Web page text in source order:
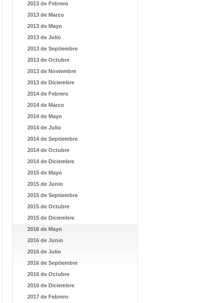
2013 de Febrero
2013 de Marzo
2013 de Mayo
2013 de Julio
2013 de Septiembre
2013 de Octubre
2013 de Noviembre
2013 de Diciembre
2014 de Febrero
2014 de Marzo
2014 de Mayo
2014 de Julio
2014 de Septiembre
2014 de Octubre
2014 de Diciembre
2015 de Mayo
2015 de Junio
2015 de Septiembre
2015 de Octubre
2015 de Diciembre
2016 de Mayo
2016 de Junio
2016 de Julio
2016 de Septiembre
2016 de Octubre
2016 de Diciembre
2017 de Febrero